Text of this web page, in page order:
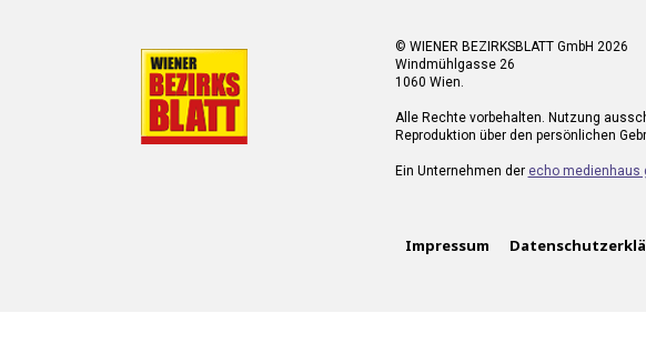
© WIENER BEZIRKSBLATT GmbH 2026
Windmühlgasse 26
1060 Wien.
Alle Rechte vorbehalten. Nutzung
Reproduktion über den persönlichen
Ein Unternehmen der echo medienhaus
Impressum